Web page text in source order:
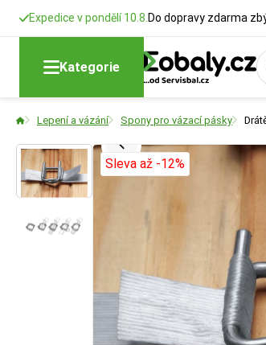
Expedice v pondělí 10.8. Do dopravy zdarma
Kategorie
Lepení a vázání Spony pro vázací pásky
Sleva až -12%